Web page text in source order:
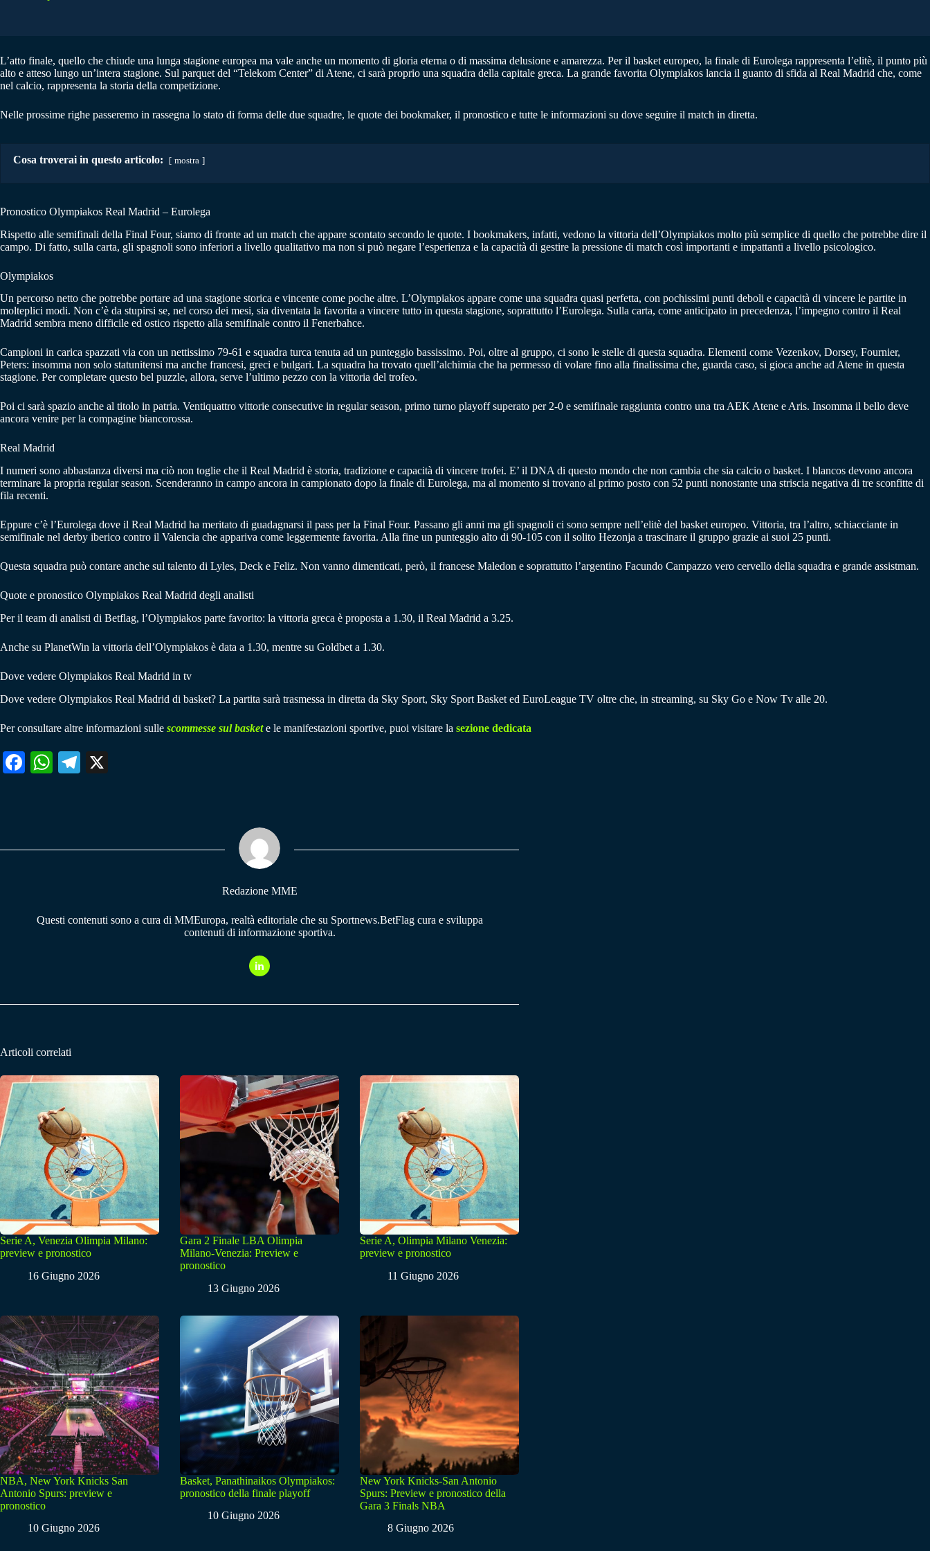
L’atto finale, quello che chiude una lunga stagione europea ma vale anche un momento di gloria eterna o di massima delusione e amarezza. Per il basket europeo, la finale di Eurolega rappresenta l’elitè, il punto più
alto e atteso lungo un’intera stagione. Sul parquet del “Telekom Center” di Atene, ci sarà proprio una squadra della capitale greca. La grande favorita Olympiakos lancia il guanto di sfida al Real Madrid che, come
nel calcio, rappresenta la storia della competizione.
Nelle prossime righe passeremo in rassegna lo stato di forma delle due squadre, le quote dei bookmaker, il pronostico e tutte le informazioni su dove seguire il match in diretta.
Cosa troverai in questo articolo: mostra
Pronostico Olympiakos Real Madrid – Eurolega
Rispetto alle semifinali della Final Four, siamo di fronte ad un match che appare scontato secondo le quote. I bookmakers, infatti, vedono la vittoria dell’Olympiakos molto più semplice di quello che potrebbe dire il
campo. Di fatto, sulla carta, gli spagnoli sono inferiori a livello qualitativo ma non si può negare l’esperienza e la capacità di gestire la pressione di match così importanti e impattanti a livello psicologico.
Olympiakos
Un percorso netto che potrebbe portare ad una stagione storica e vincente come poche altre. L’Olympiakos appare come una squadra quasi perfetta, con pochissimi punti deboli e capacità di vincere le partite in
molteplici modi. Non c’è da stupirsi se, nel corso dei mesi, sia diventata la favorita a vincere tutto in questa stagione, soprattutto l’Eurolega. Sulla carta, come anticipato in precedenza, l’impegno contro il Real
Madrid sembra meno difficile ed ostico rispetto alla semifinale contro il Fenerbahce.
Campioni in carica spazzati via con un nettissimo 79-61 e squadra turca tenuta ad un punteggio bassissimo. Poi, oltre al gruppo, ci sono le stelle di questa squadra. Elementi come Vezenkov, Dorsey, Fournier,
Peters: insomma non solo statunitensi ma anche francesi, greci e bulgari. La squadra ha trovato quell’alchimia che ha permesso di volare fino alla finalissima che, guarda caso, si gioca anche ad Atene in questa
stagione. Per completare questo bel puzzle, allora, serve l’ultimo pezzo con la vittoria del trofeo.
Poi ci sarà spazio anche al titolo in patria. Ventiquattro vittorie consecutive in regular season, primo turno playoff superato per 2-0 e semifinale raggiunta contro una tra AEK Atene e Aris. Insomma il bello deve
ancora venire per la compagine biancorossa.
Real Madrid
I numeri sono abbastanza diversi ma ciò non toglie che il Real Madrid è storia, tradizione e capacità di vincere trofei. E’ il DNA di questo mondo che non cambia che sia calcio o basket. I blancos devono ancora
terminare la propria regular season. Scenderanno in campo ancora in campionato dopo la finale di Eurolega, ma al momento si trovano al primo posto con 52 punti nonostante una striscia negativa di tre sconfitte di
fila recenti.
Eppure c’è l’Eurolega dove il Real Madrid ha meritato di guadagnarsi il pass per la Final Four. Passano gli anni ma gli spagnoli ci sono sempre nell’elitè del basket europeo. Vittoria, tra l’altro, schiacciante in
semifinale nel derby iberico contro il Valencia che appariva come leggermente favorita. Alla fine un punteggio alto di 90-105 con il solito Hezonja a trascinare il gruppo grazie ai suoi 25 punti.
Questa squadra può contare anche sul talento di Lyles, Deck e Feliz. Non vanno dimenticati, però, il francese Maledon e soprattutto l’argentino Facundo Campazzo vero cervello della squadra e grande assistman.
Quote e pronostico Olympiakos Real Madrid degli analisti
Per il team di analisti di Betflag, l’Olympiakos parte favorito: la vittoria greca è proposta a 1.30, il Real Madrid a 3.25.
Anche su PlanetWin la vittoria dell’Olympiakos è data a 1.30, mentre su Goldbet a 1.30.
Dove vedere Olympiakos Real Madrid in tv
Dove vedere Olympiakos Real Madrid di basket? La partita sarà trasmessa in diretta da Sky Sport, Sky Sport Basket ed EuroLeague TV oltre che, in streaming, su Sky Go e Now Tv alle 20.
Per consultare altre informazioni sulle scommesse sul baskete le manifestazioni sportive, puoi visitare la sezione dedicata
Fa W
pp
Te
m
Redazione MME
Questi contenuti sono a cura di MMEuropa, realtà editoriale che su Sportnews.BetFlag cura e sviluppa
contenuti di informazione sportiva.
Articoli correlati
Serie A, Venezia Olimpia Milano:
preview e pronostico
16 Giugno 2026
Gara 2 Finale LBA Olimpia
Milano-Venezia: Preview e
pronostico
13 Giugno 2026
Serie A, Olimpia Milano Venezia:
preview e pronostico
11 Giugno 2026
NBA, New York Knicks San
Antonio Spurs: preview e
pronostico
10 Giugno 2026
Basket, Panathinaikos Olympiakos:
pronostico della finale playoff
10 Giugno 2026
New York Knicks-San Antonio
Spurs: Preview e pronostico della
Gara 3 Finals NBA
8 Giugno 2026